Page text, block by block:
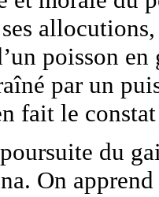
poisson
par un
fait le
du
On